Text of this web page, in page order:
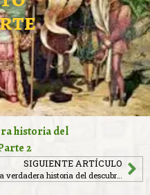
historia del
2
SIGUIENTE ARTÍCULO
La verdadera historia del descubrimiento de América. Parte 3